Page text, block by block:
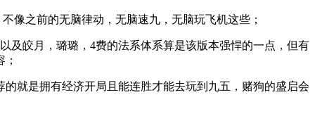
像之前的无脑律动，无脑速九，无脑玩飞机这些；
及皎月，璐璐，4费的法系体系算是该版本强悍的一点，但有
就是拥有经济开局且能连胜才能去玩到九五，赌狗的盛启会